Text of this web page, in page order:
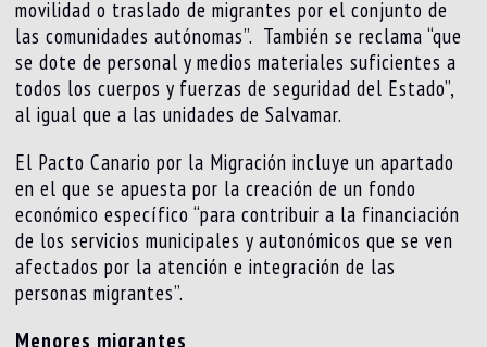
movilidad o traslado de migrantes por el conjunto de
las comunidades autónomas”. También se reclama “que
se dote de personal y medios materiales suficientes a
todos los cuerpos y fuerzas de seguridad del Estado”,
al igual que a las unidades de Salvamar.
El Pacto Canario por la Migración incluye un apartado
en el que se apuesta por la creación de un fondo
económico específico “para contribuir a la financiación
de los servicios municipales y autonómicos que se ven
afectados por la atención e integración de las
personas migrantes”.
Menores migrantes